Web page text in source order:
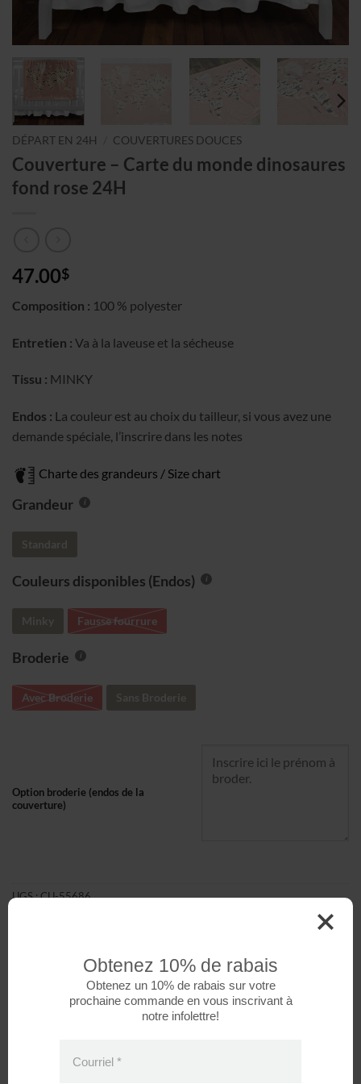
DÉPART EN 24H COUVERTURES DOUCES
Couverture – Carte du monde dinosaures
fond rose 24H
47.00$
Composition : 100 % polyester
Entretien : Va à la laveuse et la sécheuse
Tissu : MINKY
Endos : La couleur est au choix du tailleur, si vous avez une
demande spéciale, l’inscrire dans les notes
Charte des grandeurs / Size chart
Grandeur
Standard
Couleurs disponibles (Endos)
Minky Fausse fourrure
Broderie
Avec Broderie Sans Broderie
Option broderie (endos de la
couverture)
UGS :CU-55686
Obtenez 10% de rabais
Obtenez un 10% de rabais sur votre
prochaine commande en vous inscrivant à
notre infolettre!
Courriel *